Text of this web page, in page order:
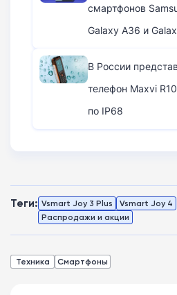
смартфонов
Galaxy A36 и
В России
телефон Maxvi
по IP68
Теги: Vsmart Joy 3 Plus
Vsmart Joy 4
Распродажи и акции
Техника Смартфоны